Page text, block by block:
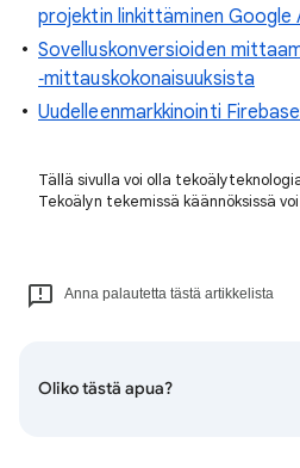
projektin linkittäminen Google
Sovelluskonversioiden
‑mittauskokonaisuuksista
Uudelleenmarkkinointi
Tällä sivulla voi olla
Tekoälyn tekemissä käännöksissä
Anna palautetta tästä artikkelista
Oliko tästä apua?